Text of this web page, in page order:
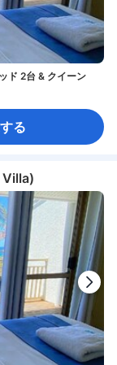
ド 2台 & クイーン
る
Villa)